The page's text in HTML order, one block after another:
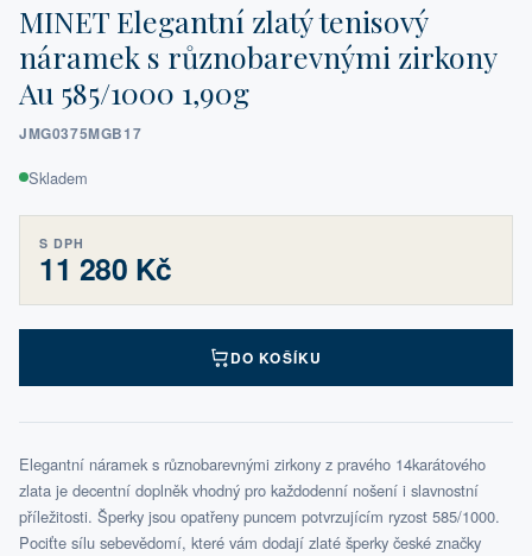
MINET Elegantní zlatý tenisový
náramek s různobarevnými zirkony
Au 585/1000 1,90g
JMG0375MGB17
Skladem
S DPH
11 280 Kč
DO KOŠÍKU
Elegantní náramek s různobarevnými zirkony z pravého 14karátového
zlata je decentní doplněk vhodný pro každodenní nošení i slavnostní
příležitosti. Šperky jsou opatřeny puncem potvrzujícím ryzost 585/1000.
Pociťte sílu sebevědomí, které vám dodají zlaté šperky české značky